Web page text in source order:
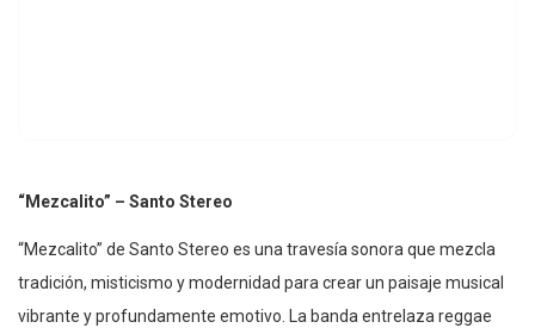
“Mezcalito” – Santo Stereo
“Mezcalito” de Santo Stereo es una travesía sonora que mezcla
tradición, misticismo y modernidad para crear un paisaje musical
vibrante y profundamente emotivo. La banda entrelaza reggae